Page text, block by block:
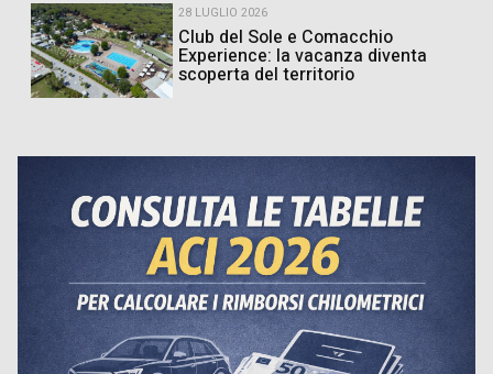
28 LUGLIO 2026
Club del Sole e Comacchio
Experience: la vacanza diventa
scoperta del territorio